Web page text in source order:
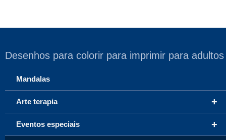
Desenhos para colorir para imprimir para adultos
Mandalas
+
Arte terapia
+
Eventos especiais